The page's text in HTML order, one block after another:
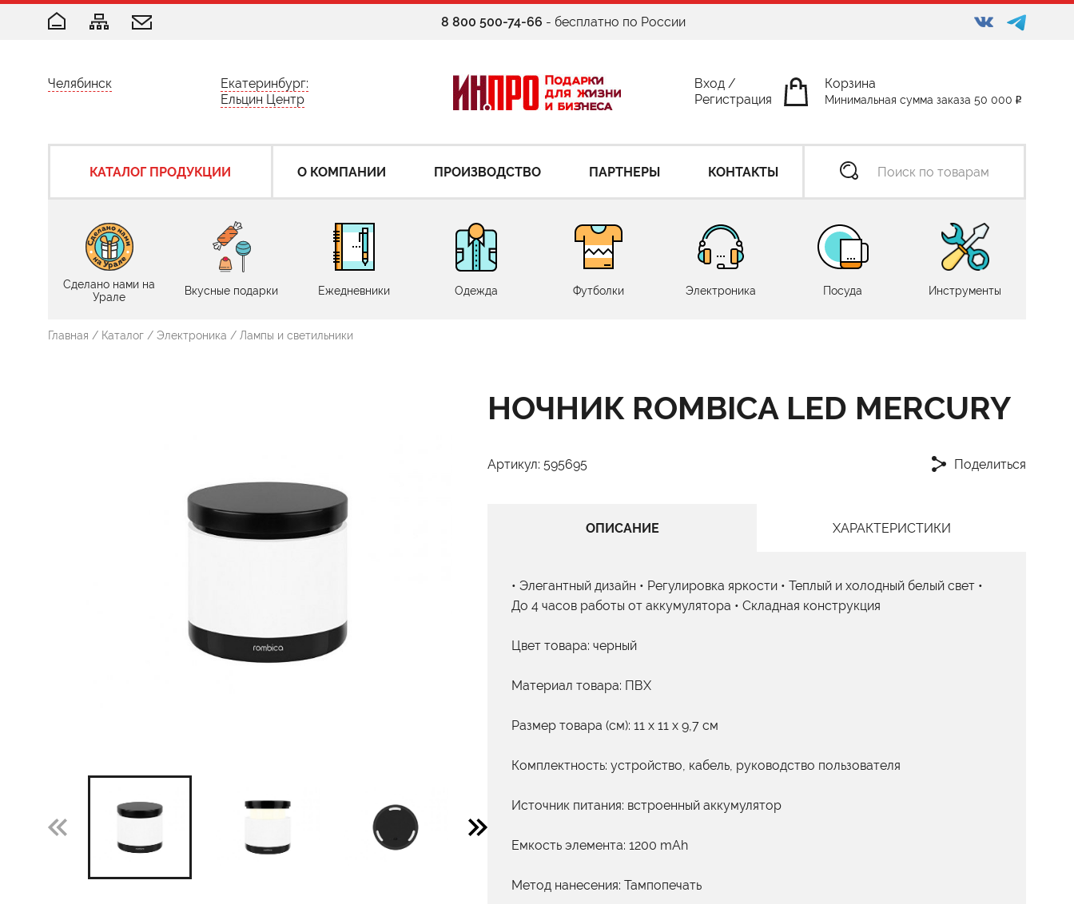
8 800 500-74-66 - бесплатно по России
Челябинск
Екатеринбург:
Ельцин Центр
Вход /
Регистрация
Корзина
Минимальная сумма заказа 50 000
КАТАЛОГ ПРОДУКЦИИ О КОМПАНИИ ПРОИЗВОДСТВО ПАРТНЕРЫ КОНТАКТЫ
Сделано нами на
Урале
Вкусные подарки Ежедневники Одежда Футболки Электроника Посуда Инструменты
Главная / Каталог / Электроника / Лампы и светильники
НОЧНИК ROMBICA LED MERCURY
Артикул: 595695 Поделиться
ОПИСАНИЕ ХАРАКТЕРИСТИКИ
• Элегантный дизайн • Регулировка яркости • Теплый и холодный белый свет •
До 4 часов работы от аккумулятора • Складная конструкция
Цвет товара: черный
Материал товара: ПВХ
Размер товара (см): 11 x 11 x 9,7 см
Комплектность: устройство, кабель, руководство пользователя
Источник питания: встроенный аккумулятор
Емкость элемента: 1200 mAh
Метод нанесения: Тампопечать